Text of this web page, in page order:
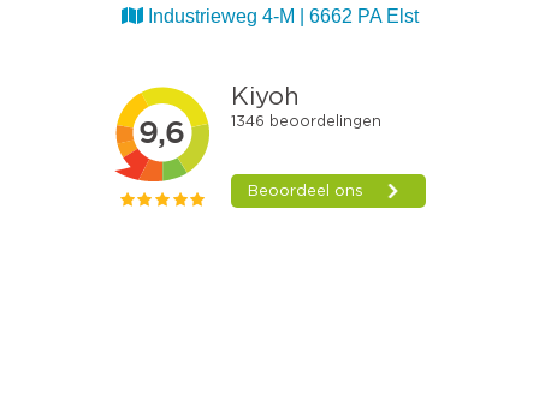
Industrieweg 4-M | 6662 PA Elst